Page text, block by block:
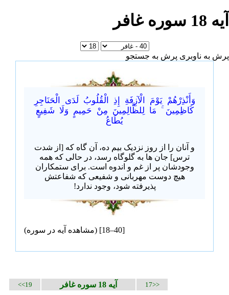
آیه 18 سوره غافر
پرش به ناوبری پرش به جستجو
وَأَنْذِرْهُمْ يَوْمَ الْآزِفَةِ إِذِ الْقُلُوبُ لَدَى الْحَنَاجِرِ
كَاظِمِينَ ۚ مَا لِلظَّالِمِينَ مِنْ حَمِيمٍ وَلَا شَفِيعٍ
يُطَاعُ
و آنان را از روز نزدیک بیم ده، آن گاه که [از شدت
ترس] جان ها به گلوگاه رسد، در حالی که همه
وجودشان پر از غم و اندوه است. برای ستمکاران
هیچ دوست مهربانی و شفیعی که شفاعتش
پذیرفته شود، وجود ندارد!
[40–18] ( مشاهده آیه در سوره)
<<17 آیه 18 سوره غافر 19>>